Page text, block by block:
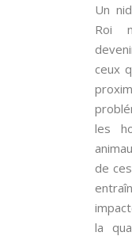
Un
Roi
ceux
les
de
la